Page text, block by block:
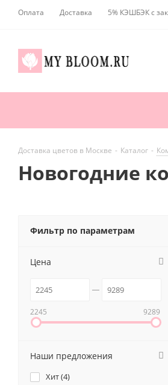
Оплата Доставка 5% КЭШБЭК с
Доставка цветов в Москве - Каталог -
Новогодние
Фильтр по параметрам
Цена
2245 9289
Наши предложения
Хит (4)